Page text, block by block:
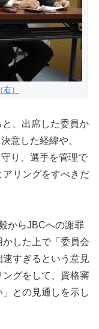
）
、出席した委員か
意した経緯や、
り、選手を管理で
リングをすべきだ
からJBCへの謝罪
した上で「委員会
すぎるという意見
グをして、資格審
との見通しを示し